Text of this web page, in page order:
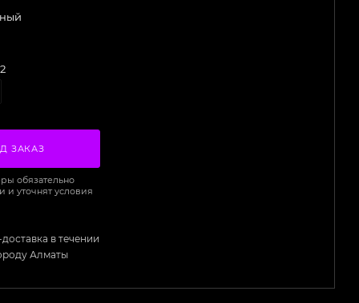
ЗАКАЗ
обязательно
и уточнят условия
в течении
Алматы